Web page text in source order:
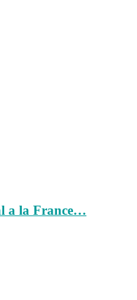
a la France…